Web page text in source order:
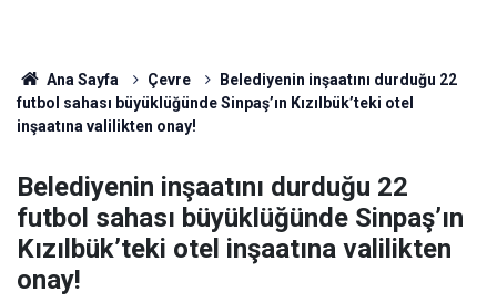
Ana Sayfa Çevre
Belediyenin inşaatını durduğu 22
futbol sahası büyüklüğünde Sinpaş’ın Kızılbük’teki otel
inşaatına valilikten onay!
Belediyenin inşaatını durduğu 22
futbol sahası büyüklüğünde Sinpaş’ın
Kızılbük’teki otel inşaatına valilikten
onay!